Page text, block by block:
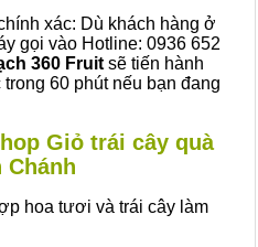
xác: Dù khách hàng ở
gọi vào Hotline: 0936 652
360 Fruit sẽ tiến hành
60 phút nếu bạn đang
Giỏ trái cây quà
hoa tươi và trái cây làm